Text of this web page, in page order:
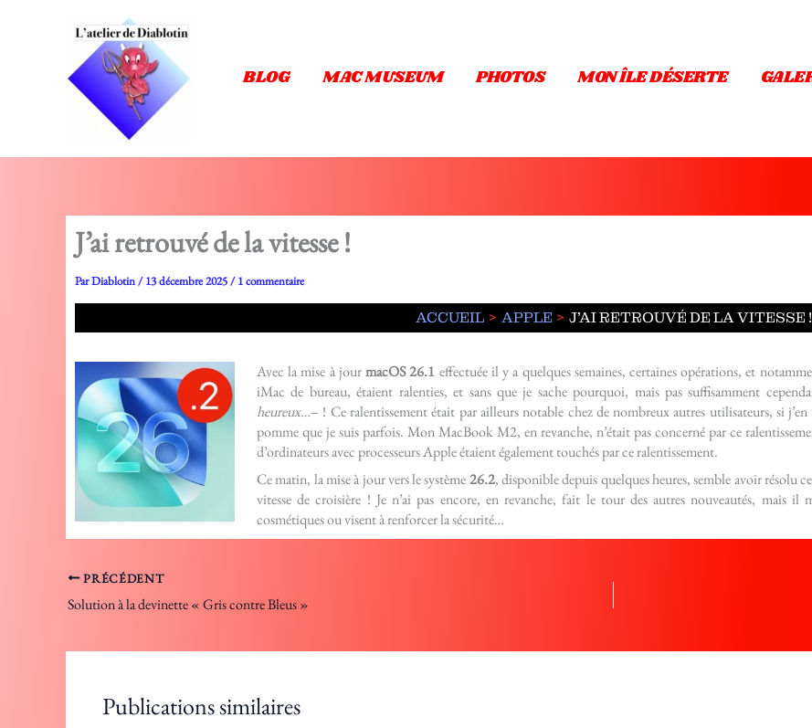
BLOG MAC MUSEUM PHOTOS MON ÎLE DÉSERTE
J’ai retrouvé de la vitesse !
ParDiablotin/13 décembre 2025/1 commentaire
ACCUEIL APPLE J’AI RETROUVÉ DE LA VITESSE !
Avec la mise à jourmacOS 26.1 effectuée il y a quelques semaines, certaines opérations, et
iMac de bureau, étaient ralenties, et sans que je sache pourquoi, mais pas suffisamment
heureux…– ! Ce ralentissement était par ailleurs notable chez de nombreux autres utilisateurs, si
pomme que je suis parfois. Mon MacBook M2, en revanche, n’était pas concerné par ce
d’ordinateurs avec processeurs Apple étaient également touchés par ce ralentissement.
Ce matin, la mise à jour vers le système26.2, disponible depuis quelques heures, semble avoir résolu
vitesse de croisière ! Je n’ai pas encore, en revanche, fait le tour des autres nouveautés, mais il
cosmétiques ou visent à renforcer la sécurité…
PRÉCÉDENT
Solution à la devinette « Gris contre Bleus »
Publications similaires